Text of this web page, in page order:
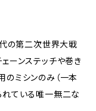
の第二次世界大戦
ーンステッチや巻き
ミシンのみ（一本
れている唯一無二な